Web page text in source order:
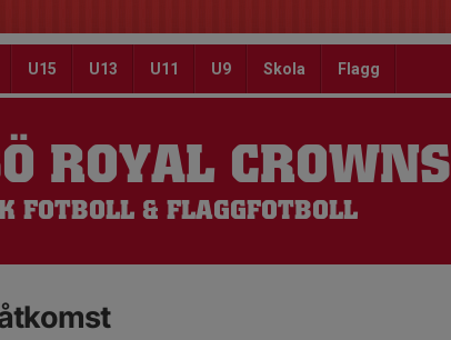
U15 U13 U11 U9 Skola Flagg
ROYAL CROWNS
FOTBOLL & FLAGGFOTBOLL